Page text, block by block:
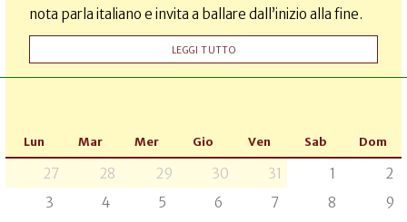
nota parla italiano e invita a ballare dall’inizio alla fine.
LEGGI TUTTO
Lun Mar Mer Gio Ven Sab Dom
27 28 29 30 31 1
2
3
4 5 6 7 8
9